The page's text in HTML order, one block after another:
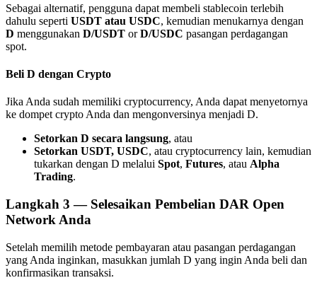
Referensi
Undang teman untuk mendapatkan imbalan tunai
Sebagai alternatif, pengguna dapat membeli stablecoin terlebih
dahulu seperti USDT atau USDC, kemudian menukarnya dengan
D menggunakan D/USDT orD/USDC pasangan perdagangan
spot.
Beli D dengan Crypto
Jika Anda sudah memiliki cryptocurrency, Anda dapat menyetornya
ke dompet crypto Anda dan mengonversinya menjadi D.
Setorkan D secara langsung, atau
Setorkan USDT, USDC, atau cryptocurrency lain, kemudian
tukarkan dengan D melalui Spot, Futures, atau Alpha
Trading.
Langkah 3 — Selesaikan Pembelian DAR Open
Network Anda
Setelah memilih metode pembayaran atau pasangan perdagangan
yang Anda inginkan, masukkan jumlah D yang ingin Anda beli dan
konfirmasikan transaksi.